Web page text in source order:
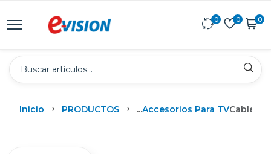
0 0 0
Inicio PRODUCTOS ...Accesorios Para TVCables /